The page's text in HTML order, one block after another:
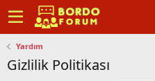
Yardım
Gizlilik Politikası